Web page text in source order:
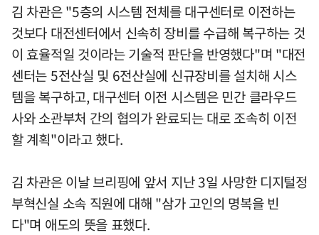
김 차관은 "5층의 시스템 전체를 대구센터로 이전하는
것보다 대전센터에서 신속히 장비를 수급해 복구하는 것
이 효율적일 것이라는 기술적 판단을 반영했다"며 "대전
센터는 5전산실 및 6전산실에 신규장비를 설치해 시스
템을 복구하고, 대구센터 이전 시스템은 민간 클라우드
사와 소관부처 간의 협의가 완료되는 대로 조속히 이전
할 계획"이라고 했다.
김 차관은 이날 브리핑에 앞서 지난 3일 사망한 디지털정
부혁신실 소속 직원에 대해 "삼가 고인의 명복을 빈
다"며 애도의 뜻을 표했다.